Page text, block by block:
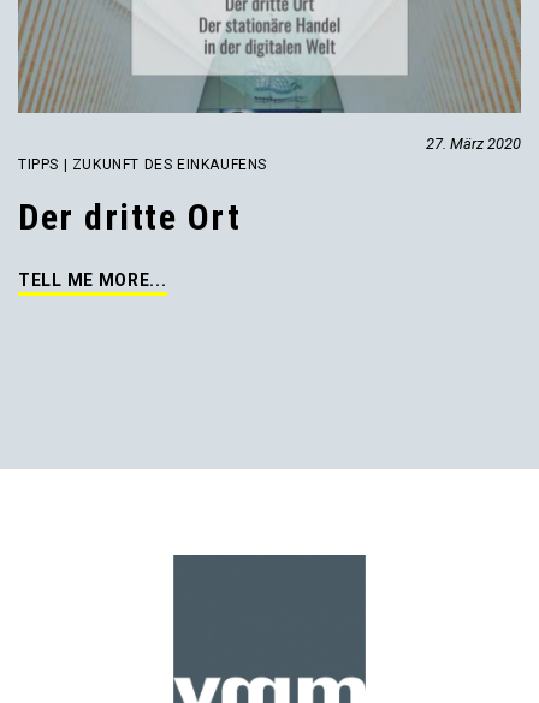
27. März 2020
TIPPS | ZUKUNFT DES EINKAUFENS
Der dritte Ort
TELL ME MORE...